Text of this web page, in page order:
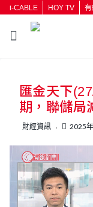
i-CABLE HOY TV
匯金天下
期，聯儲局
財經資訊 2025